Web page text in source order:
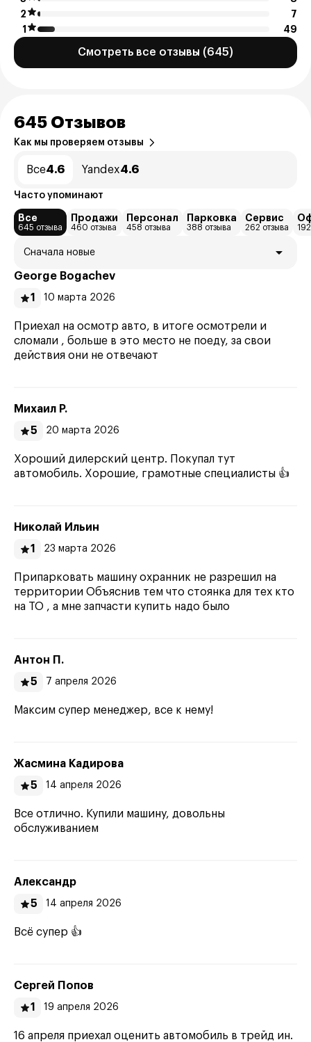
2
7
1
49
Смотреть все отзывы (645)
645 Отзывов
Как мы проверяем отзывы
Все4.6 Yandex4.6
Часто упоминают
Все
645 отзыва
Продажи
460 отзыва
Персонал
458 отзыва
Парковка
388 отзыва
Сервис
262 отзыва
Сначала новые
George Bogachev
1
10 марта 2026
Приехал на осмотр авто, в итоге осмотрели и
сломали , больше в это место не поеду, за свои
действия они не отвечают
Михаил Р.
5
20 марта 2026
Хороший дилерский центр. Покупал тут
автомобиль. Хорошие, грамотные специалисты 👍
Николай Ильин
1
23 марта 2026
Припарковать машину охранник не разрешил на
территории Объяснив тем что стоянка для тех кто
на ТО , а мне запчасти купить надо было
Антон П.
5
7 апреля 2026
Максим супер менеджер, все к нему!
Жасмина Кадирова
5
14 апреля 2026
Все отлично. Купили машину, довольны
обслуживанием
Александр
5
14 апреля 2026
Всё супер 👍
Сергей Попов
1
19 апреля 2026
16 апреля приехал оценить автомобиль в трейд ин.